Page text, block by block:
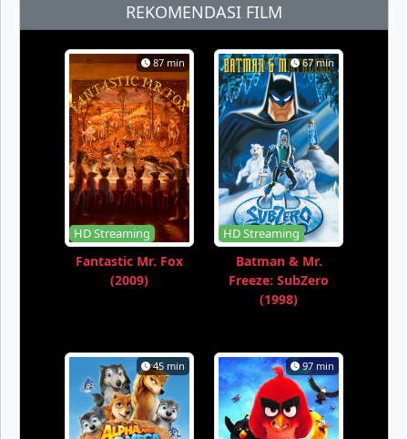
REKOMENDASI FILM
87 min
HD Streaming
Fantastic Mr. Fox
(2009)
67 min
HD Streaming
Batman & Mr.
Freeze: SubZero
(1998)
45 min 97 min